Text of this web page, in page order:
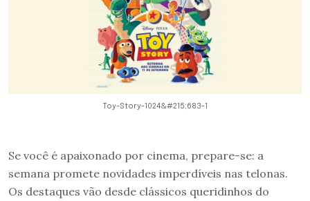
Toy-Story-1024&#215;683-1
Se você é apaixonado por cinema, prepare-se: a
semana promete novidades imperdíveis nas telonas.
Os destaques vão desde clássicos queridinhos do